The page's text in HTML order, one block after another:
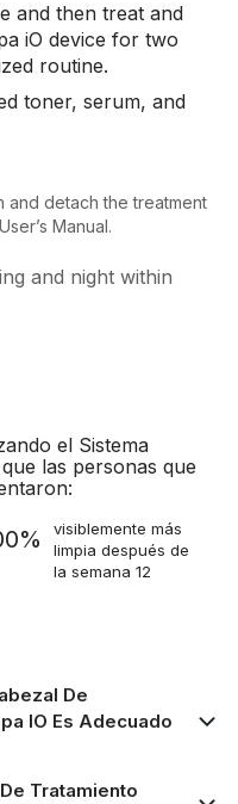
and then treat and
iO device for two
routine.
toner, serum, and
and detach the treatment
Manual.
and night within
el Sistema
las personas que
visiblemente más
limpia después de
la semana 12
De
IO Es Adecuado
Tratamiento